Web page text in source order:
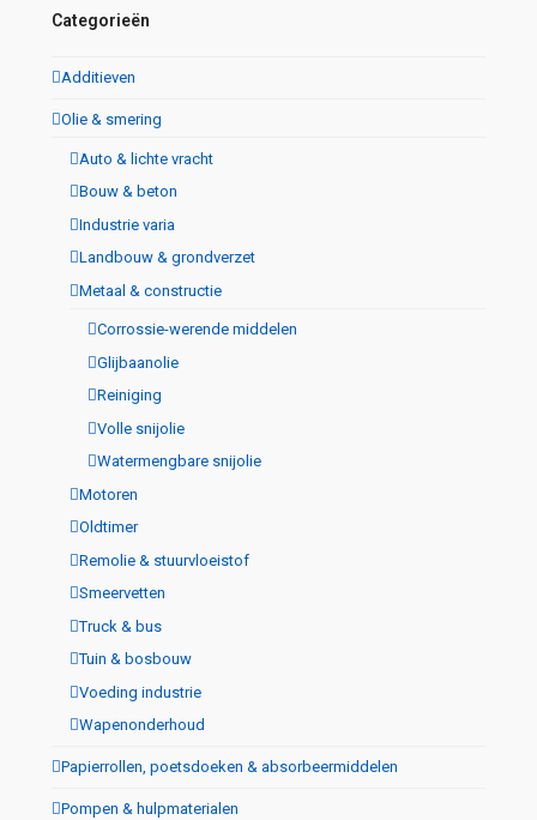
Categorieën
Additieven
Olie & smering
Auto & lichte vracht
Bouw & beton
Industrie varia
Landbouw & grondverzet
Metaal & constructie
Corrossie-werende middelen
Glijbaanolie
Reiniging
Volle snijolie
Watermengbare snijolie
Motoren
Oldtimer
Remolie & stuurvloeistof
Smeervetten
Truck & bus
Tuin & bosbouw
Voeding industrie
Wapenonderhoud
Papierrollen, poetsdoeken & absorbeermiddelen
Pompen & hulpmaterialen